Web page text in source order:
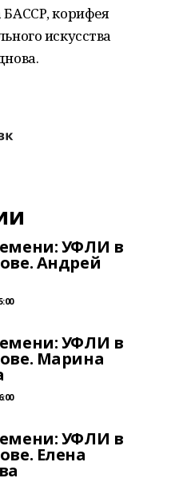
БАССР, корифея
искусства
УФЛИ в
Андрей
УФЛИ в
Марина
УФЛИ в
Елена